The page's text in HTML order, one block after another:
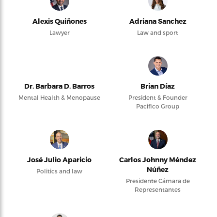
Alexis Quiñones
Lawyer
Adriana Sanchez
Law and sport
Dr. Barbara D. Barros
Mental Health & Menopause
Brian Díaz
President & Founder
Pacifico Group
José Julio Aparicio
Politics and law
Carlos Johnny Méndez
Núñez
Presidente Cámara de
Representantes